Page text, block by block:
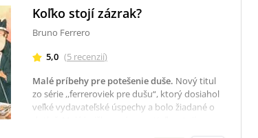
Koľko stojí zázrak?
Bruno Ferrero
5,0 (5 recenzií)
Malé príbehy pre potešenie duše. Nový titul
zo série ,,ferreroviek pre dušu“, ktorý dosiahol
veľké vydavateľské úspechy a bolo žiadané o
zázrak? žne úspechy po celom svete.V tomto